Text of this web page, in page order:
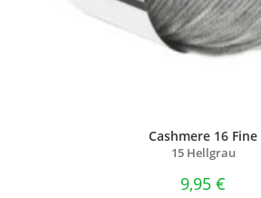
Cashmere 16 Fine
15 Hellgrau
9,95 €